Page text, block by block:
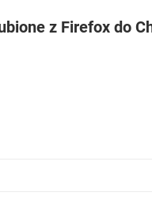
z Firefox do